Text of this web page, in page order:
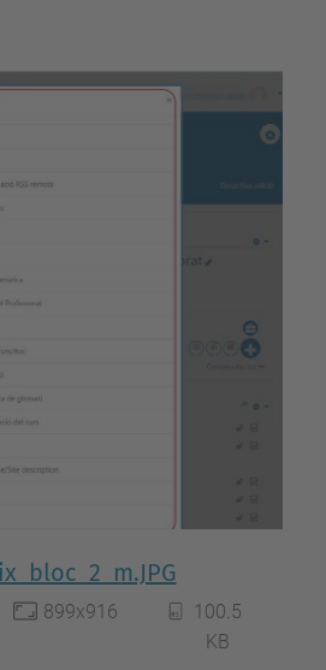
899x916
100.5
KB